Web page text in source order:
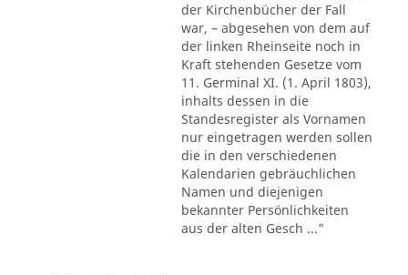
der Kirchenbücher der Fall
war, – abgesehen von dem auf
der linken Rheinseite noch in
Kraft stehenden Gesetze vom
11. Germinal XI. (1. April 1803),
inhalts dessen in die
Standesregister als Vornamen
nur eingetragen werden sollen
die in den verschiedenen
Kalendarien gebräuchlichen
Namen und diejenigen
bekannter Persönlichkeiten
aus der alten Gesch ..."